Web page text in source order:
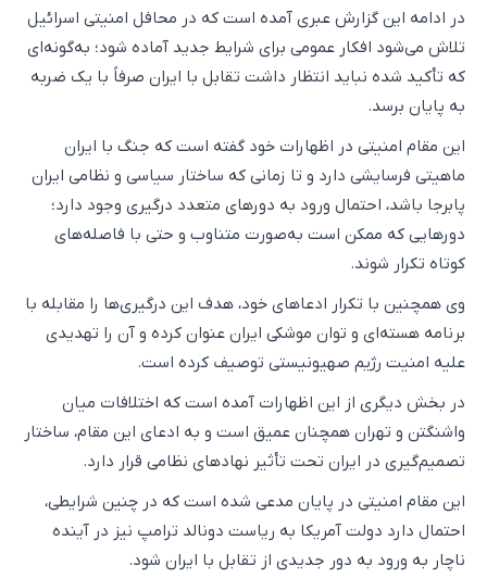
در ادامه این گزارش عبری آمده است که در محافل امنیتی اسرائیل
تلاش می‌شود افکار عمومی برای شرایط جدید آماده شود؛ به‌گونه‌ای
که تأکید شده نباید انتظار داشت تقابل با ایران صرفاً با یک ضربه
به پایان برسد.
این مقام امنیتی در اظهارات خود گفته است که جنگ با ایران
ماهیتی فرسایشی دارد و تا زمانی که ساختار سیاسی و نظامی ایران
پابرجا باشد، احتمال ورود به دورهای متعدد درگیری وجود دارد؛
دورهایی که ممکن است به‌صورت متناوب و حتی با فاصله‌های
کوتاه تکرار شوند.
وی همچنین با تکرار ادعاهای خود، هدف این درگیری‌ها را مقابله با
برنامه هسته‌ای و توان موشکی ایران عنوان کرده و آن را تهدیدی
علیه امنیت رژیم صهیونیستی توصیف کرده است.
در بخش دیگری از این اظهارات آمده است که اختلافات میان
واشنگتن و تهران همچنان عمیق است و به ادعای این مقام، ساختار
تصمیم‌گیری در ایران تحت تأثیر نهادهای نظامی قرار دارد.
این مقام امنیتی در پایان مدعی شده است که در چنین شرایطی،
احتمال دارد دولت آمریکا به ریاست دونالد ترامپ نیز در آینده
ناچار به ورود به دور جدیدی از تقابل با ایران شود.